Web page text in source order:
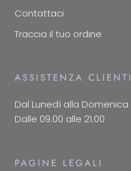
Contattaci
Traccia il tuo ordine
ASSISTENZA CLIENTI
Dal Lunedì alla Domenica
Dalle 09.00 alle 21.00
PAGINE LEGALI